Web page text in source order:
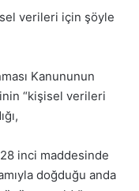
verileri için şöyle
Kanununun
“kişisel verileri
inci maddesinde
doğduğu anda